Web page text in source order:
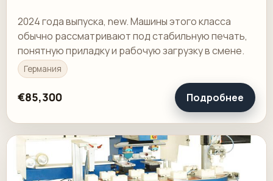
2024 года выпуска, new. Машины этого класса
обычно рассматривают под стабильную печать,
понятную приладку и рабочую загрузку в смене.
Германия
€85,300 Подробнее